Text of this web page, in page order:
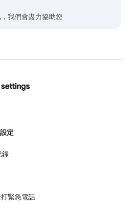
我們會盡力協助您
定
錄
緊急電話